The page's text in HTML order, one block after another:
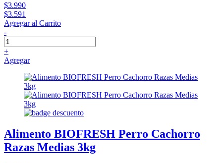
$3.990
$3.591
Agregar al Carrito
-
+
Agregar
Alimento BIOFRESH Perro Cachorro
Razas Medias 3kg